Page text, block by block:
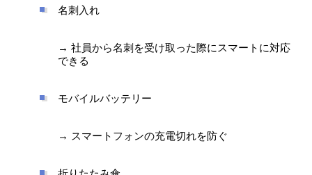
名刺入れ
→ 社員から名刺を受け取った際にスマートに対応
できる
モバイルバッテリー
→ スマートフォンの充電切れを防ぐ